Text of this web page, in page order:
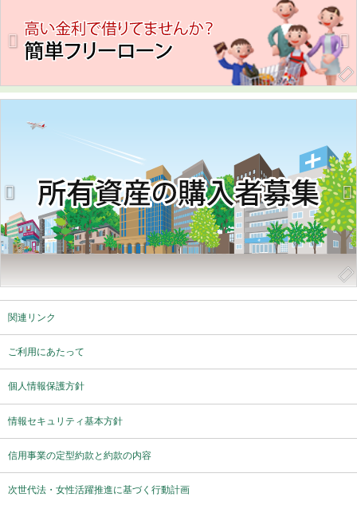
関連リンク
ご利用にあたって
個人情報保護方針
情報セキュリティ基本方針
信用事業の定型約款と約款の内容
次世代法・女性活躍推進に基づく行動計画